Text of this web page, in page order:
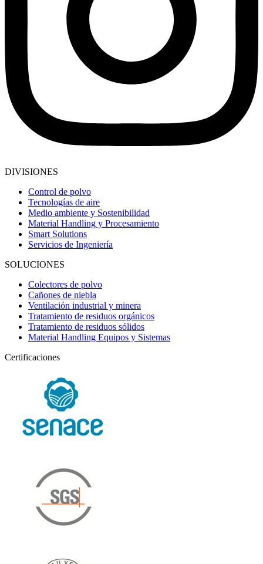
DIVISIONES
Control de polvo
Tecnologías de aire
Medio ambiente y Sostenibilidad
Material Handling y Procesamiento
Smart Solutions
Servicios de Ingeniería
SOLUCIONES
Colectores de polvo
Cañones de niebla
Ventilación industrial y minera
Tratamiento de residuos orgánicos
Tratamiento de residuos sólidos
Material Handling Equipos y Sistemas
Certificaciones